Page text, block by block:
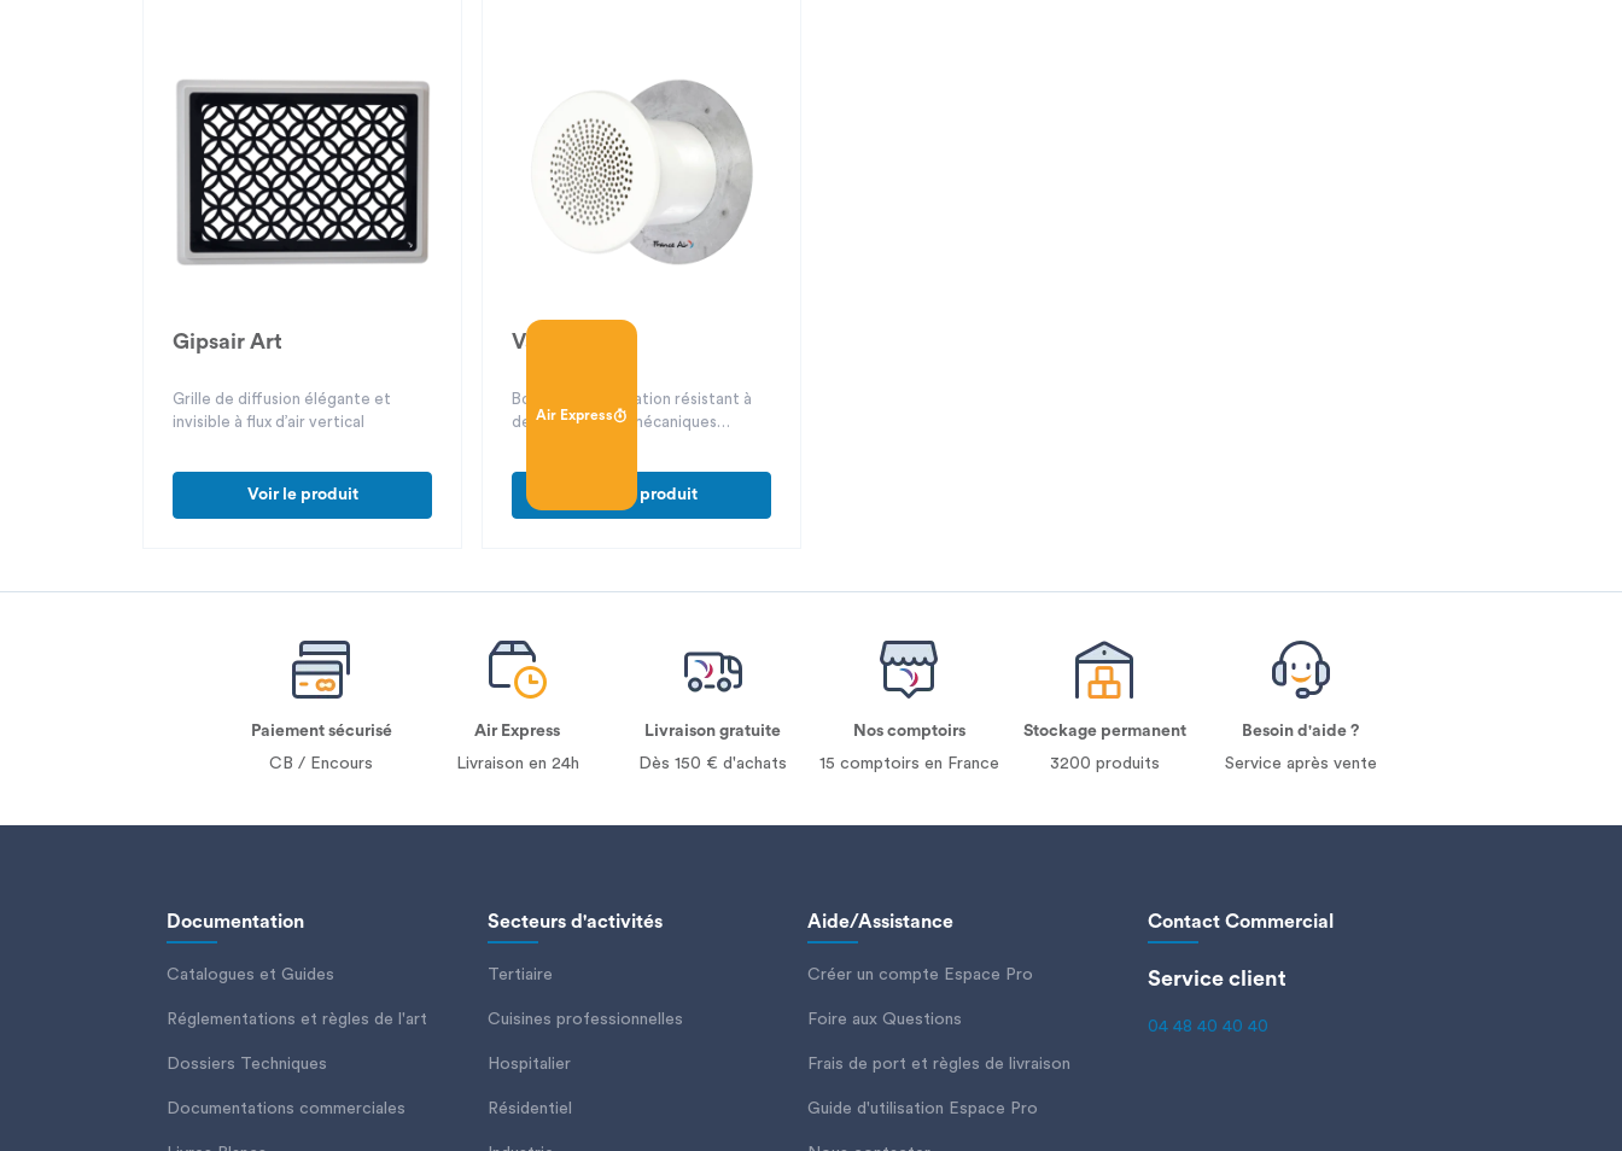
Gipsair Art
Grille de diffusion élégante et
invisible à flux d’air vertical
Voir le produit
Air Express
Vauban
Bouche de ventilation résistant à
des contraintes mécaniques
Voir le produit
Paiement sécurisé
CB / Encours
Air Express
Livraison en 24h
Livraison gratuite
Dès 150 € d'achats
Nos comptoirs
15 comptoirs en France
Stockage permanent
3200 produits
Besoin d'aide ?
Service après vente
Documentation
Catalogues et Guides
Réglementations et règles de l'art
Dossiers Techniques
Documentations commerciales
Secteurs d'activités
Tertiaire
Cuisines professionnelles
Hospitalier
Résidentiel
Aide/Assistance
Créer un compte Espace Pro
Foire aux Questions
Frais de port et règles de livraison
Guide d'utilisation Espace Pro
Contact Commercial
Service client
04 48 40 40 40